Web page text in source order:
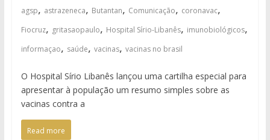
agsp, astrazeneca, Butantan, Comunicação, coronavac,
Fiocruz, gritasaopaulo, Hospital Sírio-Libanês, imunobiológicos,
informaçao, saúde, vacinas, vacinas no brasil
O Hospital Sírio Libanês lançou uma cartilha especial para
apresentar à população um resumo simples sobre as
vacinas contra a
Read more